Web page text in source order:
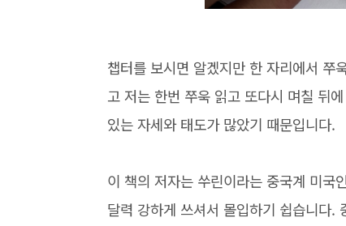
챕터를 보시면 알겠지만 한 자리에서 쭈
고 저는 한번 쭈욱 읽고 또다시 며칠 뒤
있는 자세와 태도가 많았기 때문입니다.
이 책의 저자는 쑤린이라는 중국계 미국
달력 강하게 쓰셔서 몰입하기 쉽습니다.